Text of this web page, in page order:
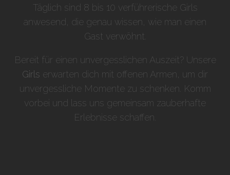
Täglich sind 8 bis 10 verführerische Girls
anwesend, die genau wissen, wie man einen
Gast verwöhnt.
Bereit für einen unvergesslichen Auszeit? Unsere
Girls erwarten dich mit offenen Armen, um dir
unvergessliche Momente zu schenken. Komm
vorbei und lass uns gemeinsam zauberhafte
Erlebnisse schaffen.